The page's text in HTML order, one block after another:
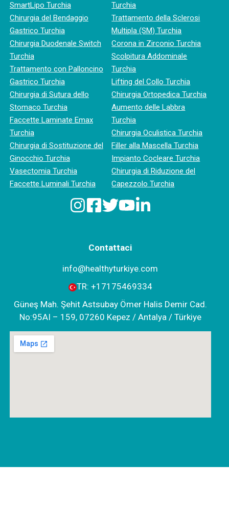
SmartLipo Turchia
Chirurgia del Bendaggio
Gastrico Turchia
Chirurgia Duodenale Switch
Turchia
Trattamento con Palloncino
Gastrico Turchia
Chirurgia di Sutura dello
Stomaco Turchia
Faccette Laminate Emax
Turchia
Chirurgia di Sostituzione del
Ginocchio Turchia
Vasectomia Turchia
Faccette Luminali Turchia
Turchia
Trattamento della Sclerosi
Multipla (SM) Turchia
Corona in Zirconio Turchia
Scolpitura Addominale
Turchia
Lifting del Collo Turchia
Chirurgia Ortopedica Turchia
Aumento delle Labbra
Turchia
Chirurgia Oculistica Turchia
Filler alla Mascella Turchia
Impianto Cocleare Turchia
Chirurgia di Riduzione del
Capezzolo Turchia
Contattaci
info@healthyturkiye.com
TR: +‪17175469334‬
Güneş Mah. Şehit Astsubay Ömer Halis Demir Cad.
No:95AI – 159, 07260 Kepez / Antalya / Türkiye